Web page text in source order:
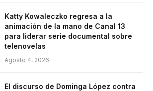
Katty Kowaleczko regresa a la
animación de la mano de Canal 13
para liderar serie documental sobre
telenovelas
Agosto 4, 2026
El discurso de Dominga López contra